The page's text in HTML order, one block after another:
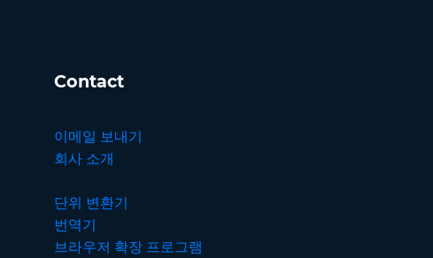
Contact
이메일 보내기
회사 소개
단위 변환기
번역기
브라우저 확장 프로그램